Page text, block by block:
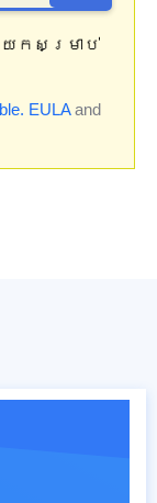
យកសម្រាប់
EULAand